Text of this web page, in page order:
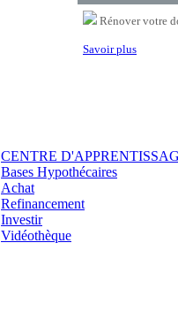
Rénover votre
Savoir plus
CENTRE
Bases Hypothécaires
Achat
Refinancement
Investir
Vidéothèque